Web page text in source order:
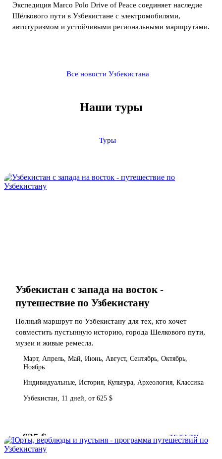
Экспедиция Marco Polo Drive of Peace соединяет наследие
Шёлкового пути в Узбекистане с электромобилями,
автотуризмом и устойчивыми региональными маршрутами.
Все новости Узбекистана
Наши туры
Туры
Узбекистан с запада на восток -
путешествие по Узбекистану
Полный маршрут по Узбекистану для тех, кто хочет
совместить пустынную историю, города Шелкового пути,
музеи и живые ремесла.
Март, Апрель, Май, Июнь, Август, Сентябрь, Октябрь,
Ноябрь
Индивидуальные, История, Культура, Археология, Классика
Узбекистан, 11 дней, от 625 $
от625 $ ДЕТАЛИ